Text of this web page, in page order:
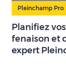
Pleinchamp Pro
Planifiez
fenaison et
expert